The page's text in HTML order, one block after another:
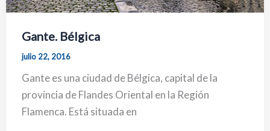
Gante. Bélgica
julio 22, 2016
Gante es una ciudad de Bélgica, capital de la
provincia de Flandes Oriental en la Región
Flamenca. Está situada en